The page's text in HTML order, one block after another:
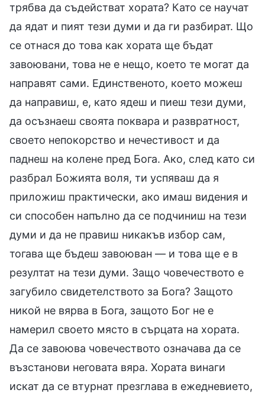
трябва да съдействат хората? Като се научат
да ядат и пият тези думи и да ги разбират. Що
се отнася до това как хората ще бъдат
завоювани, това не е нещо, което те могат да
направят сами. Единственото, което можеш
да направиш, е, като ядеш и пиеш тези думи,
да осъзнаеш своята поквара и развратност,
своето непокорство и нечестивост и да
паднеш на колене пред Бога. Ако, след като си
разбрал Божията воля, ти успяваш да я
приложиш практически, ако имаш видения и
си способен напълно да се подчиниш на тези
думи и да не правиш никакъв избор сам,
тогава ще бъдеш завоюван — и това ще е в
резултат на тези думи. Защо човечеството е
загубило свидетелството за Бога? Защото
никой не вярва в Бога, защото Бог не е
намерил своето място в сърцата на хората.
Да се завоюва човечеството означава да се
възстанови неговата вяра. Хората винаги
искат да се втурнат презглава в ежедневието,